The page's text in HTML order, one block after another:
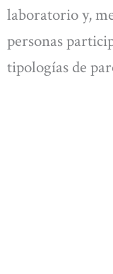
laboratorio y,
personas
tipologías de